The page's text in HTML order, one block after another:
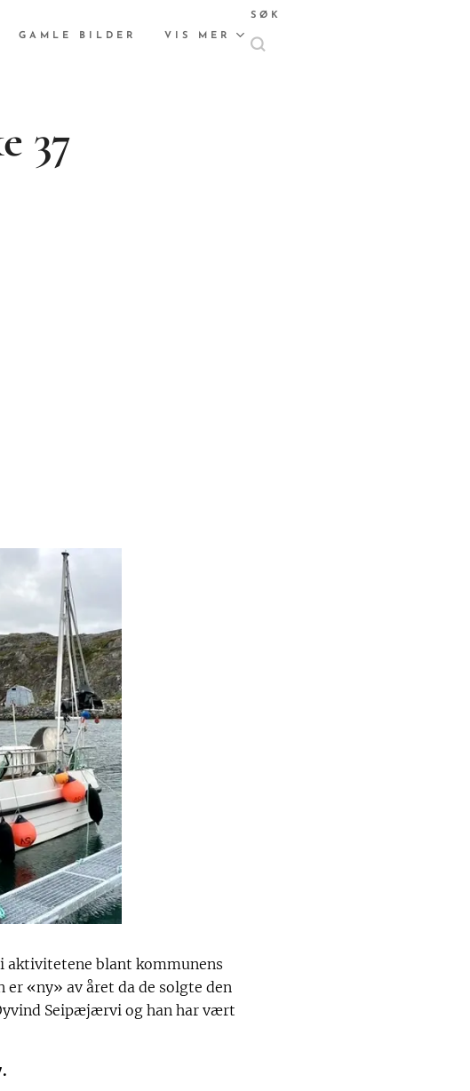
GAMLE BILDER VIS MER
SØK
37
aktivitetene blant kommunens
er «ny» av året da de solgte den
Seipæjærvi og han har vært